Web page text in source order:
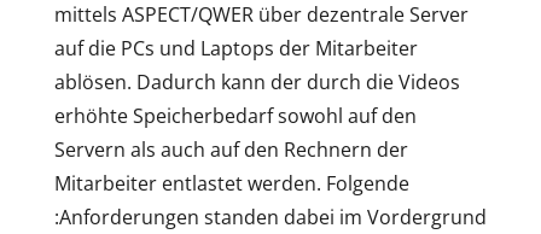
mittels ASPECT/QWER über dezentrale Server
auf die PCs und Laptops der Mitarbeiter
ablösen. Dadurch kann der durch die Videos
erhöhte Speicherbedarf sowohl auf den
Servern als auch auf den Rechnern der
Mitarbeiter entlastet werden. Folgende
Anforderungen standen dabei im Vordergrund: